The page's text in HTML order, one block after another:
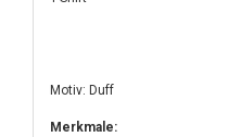
Motiv: Duff
Merkmale: